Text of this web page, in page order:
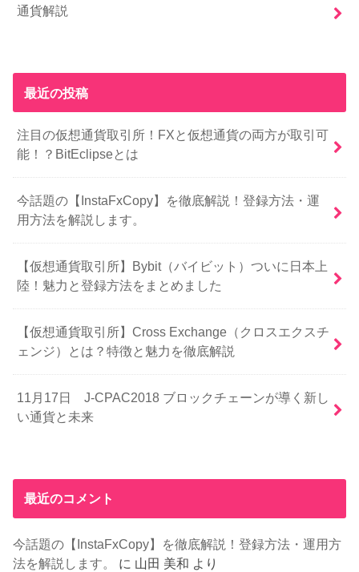
通貨解説
最近の投稿
注目の仮想通貨取引所！FXと仮想通貨の両方が取引可
能！？BitEclipseとは
今話題の【InstaFxCopy】を徹底解説！登録方法・運
用方法を解説します。
【仮想通貨取引所】Bybit（バイビット）ついに日本上
陸！魅力と登録方法をまとめました
【仮想通貨取引所】Cross Exchange（クロスエクスチ
ェンジ）とは？特徴と魅力を徹底解説
11月17日 J-CPAC2018 ブロックチェーンが導く新し
い通貨と未来
最近のコメント
今話題の【InstaFxCopy】を徹底解説！登録方法・運用方
法を解説します。
に 山田 美和 より